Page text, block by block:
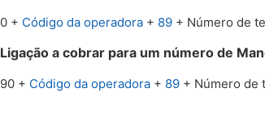
0 + Código da operadora+ 89+ Número de
Ligação a cobrar para um número de
90 + Código da operadora+ 89+ Número de